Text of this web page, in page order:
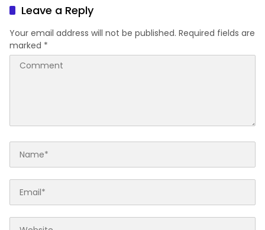
Leave a Reply
Your email address will not be published. Required fields are
marked *